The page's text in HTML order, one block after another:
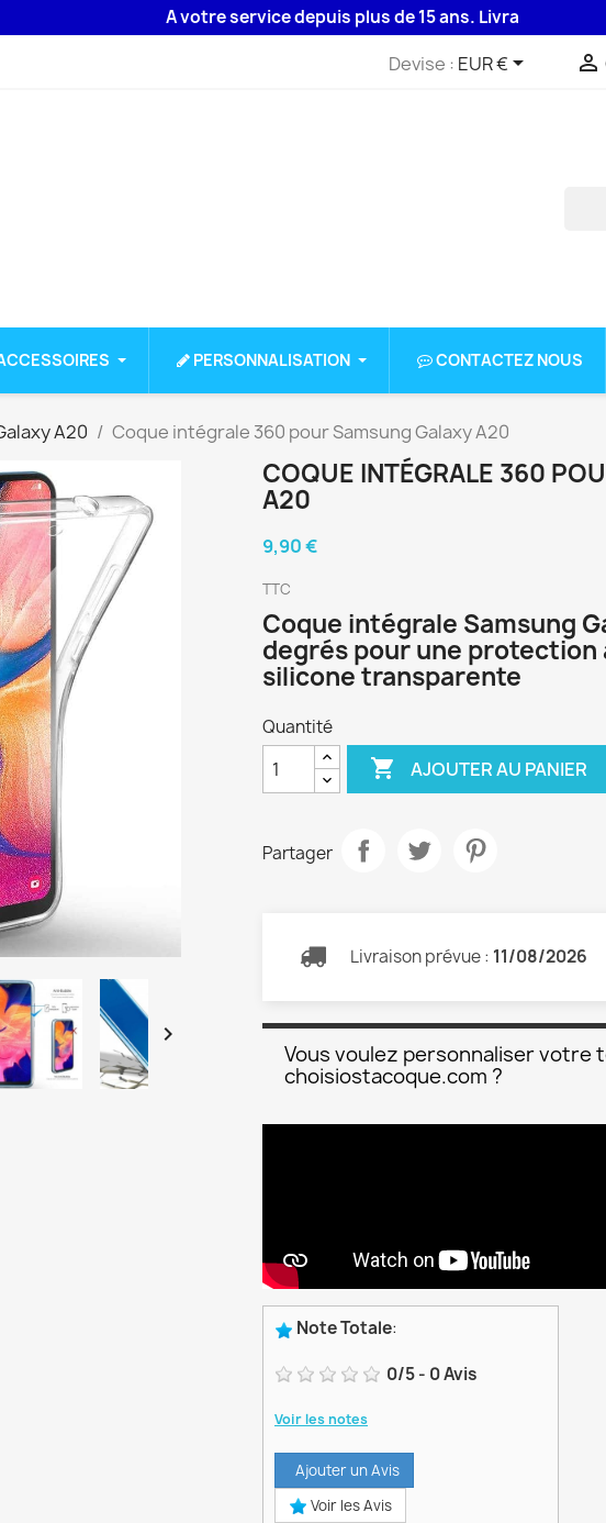
A votre service depuis plus de 15 ans. Livraison 48H
Devise : EUR € 
PERSONNALISATION CONTACTEZ NOUS
A20 Coque intégrale 360 pour Samsung Galaxy A20

COQUE INTÉGRALE 360
A20
9,90 €
TTC
Coque intégrale Samsung
degrés pour une
silicone transparente
Quantité
 AJOUTER AU PANIER
Partager
Livraison prévue : 11/08/2026
Vous voulez personnaliser votre
choisiostacoque.com ?
Note Totale:
0/5- 0Avis
Voir les notes
Ajouter un Avis
Voir les Avis